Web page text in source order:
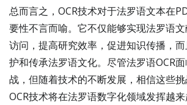
总而言之，OCR技术对于法罗语文本在
要性不言而喻。它不仅能够实现法罗语
访问，提高研究效率，促进知识传播，
护和传承法罗语文化。尽管法罗语OCR
战，但随着技术的不断发展，相信这些挑
OCR技术将在法罗语数字化领域发挥越来